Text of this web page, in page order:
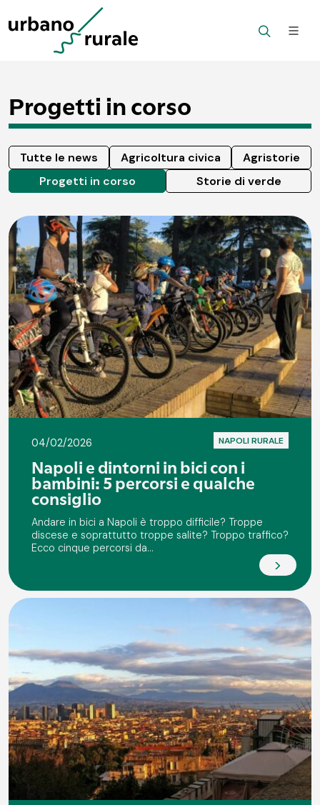
Progetti in corso
Tutte le news Agricoltura civica
Agristorie
Progetti in corso
Storie di verde
04/02/2026 NAPOLI RURALE
Napoli e dintorni in bici con i
bambini: 5 percorsi e qualche
consiglio
Andare in bici a Napoli è troppo difficile? Troppe
discese e soprattutto troppe salite? Troppo traffico?
Ecco cinque percorsi da...
>